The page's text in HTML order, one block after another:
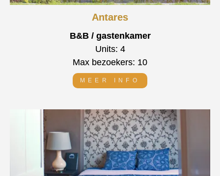
Antares
B&B / gastenkamer
Units: 4
Max bezoekers: 10
MEER INFO